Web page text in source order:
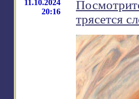
11.10.2024
20:16
трясется